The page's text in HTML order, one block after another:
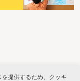
提供するため、クッキ